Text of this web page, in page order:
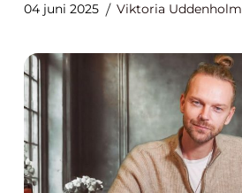
04 juni 2025 Viktoria Uddenholm